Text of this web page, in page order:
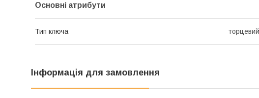
Основні атрибути
Тип ключа торцевий
Інформація для замовлення